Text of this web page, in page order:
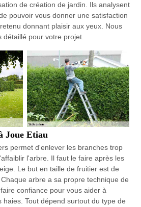
de création de jardin. Ils analysent
pouvoir vous donner une satisfaction
donnant plaisir aux yeux. Nous
pour votre projet.
Joue Etiau
permet d'enlever les branches trop
l'arbre. Il faut le faire après les
Le but en taille de fruitier est de
arbre a sa propre technique de
confiance pour vous aider à
haies. Tout dépend surtout du type de